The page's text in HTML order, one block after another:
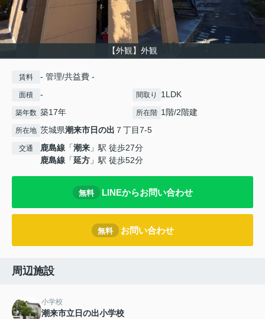
【外観】外観
賃料 - 管理/共益費 -
面積 - 間取り 1LDK
築年数 築17年 所在階 1階/2階建
所在地 茨城県潮来市日の出 ７丁目7-5
交通 鹿島線 「潮来 」駅 徒歩27分
鹿島線 「延方 」駅 徒歩52分
無料 LINEからお問い合わせ
無料 お問い合わせ
周辺施設
小学校
潮来市立日の出小学校